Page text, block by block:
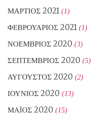
ΜΆΡΤΙΟΣ 2021 (1)
ΦΕΒΡΟΥΆΡΙΟΣ 2021 (1)
ΝΟΈΜΒΡΙΟΣ 2020 (3)
ΣΕΠΤΈΜΒΡΙΟΣ 2020 (5)
ΑΎΓΟΥΣΤΟΣ 2020 (2)
ΙΟΎΝΙΟΣ 2020 (13)
ΜΆΙΟΣ 2020 (15)